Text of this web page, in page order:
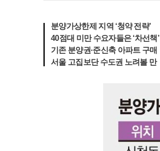
분양가상한제 지역 ‘청약 전략’
40점대 미만 수요자들은 ‘차선책’
기존 분양권·준신축 아파트 구매
서울 고집보단 수도권 노려볼 만